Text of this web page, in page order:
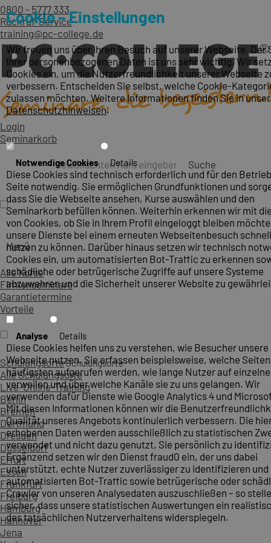
0800 - 5777 333
Rückruf-Service
training@pc-college.de
Login
Seminarkorb
Suche
Menü
Alle Kurse
Firmenseminare
Garantietermine
Vorteile
SchulungsorteSchulungsorte
Alle Schulungsorte
Live-Online-Training
Berlin
Bremen
Dortmund
Dresden
Düsseldorf
Erfurt
Essen
Frankfurt
Freiburg
Hamburg
Hannover
Jena
Cookie – Einstellungen
Wir freuen uns über Ihren Besuch auf unserer Webseite. Der
Ihrer personenbezogenen Daten ist uns sehr wichtig. Wir
Cookies ein, um die Nutzerfreundlichkeit unserer Webseite
verbessern. Entscheiden Sie selbst, welche Cookie-
zulassen möchten. Weitere Informationen finden Sie in
Datenschutzhinweisen.
Notwendige Cookies Details
Diese Cookies sind technisch erforderlich und für den
Seite notwendig. Sie ermöglichen Grundfunktionen und
dass Sie die Webseite ansehen, Kurse auswählen und den
Seminarkorb befüllen können. Weiterhin erkennen wir mit
von Cookies, ob Sie in Ihrem Profil eingeloggt bleiben
unsere Dienste bei einem erneuten Webseitenbesuch
nutzen zu können. Darüber hinaus setzen wir technisch
Cookies ein, um automatisierten Bot-Traffic zu erkennen
schädliche oder betrügerische Zugriffe auf unsere Systeme
abzuwehren und die Sicherheit unserer Website zu
Analyse Details
Diese Cookies helfen uns zu verstehen, wie Besucher unsere
Webseite nutzen. Sie erfassen beispielsweise, welche
häufigsten aufgerufen werden, wie lange Nutzer auf
verweilen und über welche Kanäle sie zu uns gelangen. Wir
verwenden dafür Dienste wie Google Analytics 4 und
Mit diesen Informationen können wir die
Qualität unseres Angebots kontinuierlich verbessern. Die
erhobenen Daten werden ausschließlich zu statistischen
verwendet und nicht dazu genutzt, Sie persönlich zu
Ergänzend setzen wir den Dienst fraud0 ein, der uns dabei
unterstützt, echte Nutzer zuverlässiger zu identifizieren und
automatisierten Bot-Traffic sowie betrügerische oder
Crawler von unseren Analysedaten auszuschließen – so
sicher, dass unsere statistischen Auswertungen ein
des tatsächlichen Nutzerverhaltens widerspiegeln.